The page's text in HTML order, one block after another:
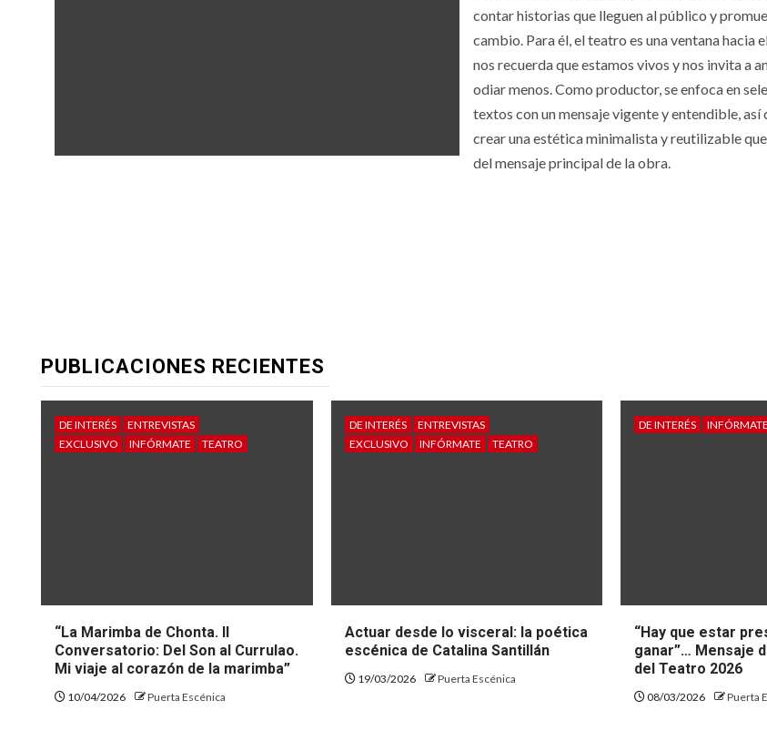
contar historias que lleguen al público y
cambio. Para él, el teatro es una ventana hacia
nos recuerda que estamos vivos y nos invita a
odiar menos. Como productor, se enfoca en
textos con un mensaje vigente y entendible, así
crear una estética minimalista y reutilizable
del mensaje principal de la obra.
PUBLICACIONES RECIENTES
DE INTERÉS
ENTREVISTAS
EXCLUSIVO
INFÓRMATE TEATRO
“La Marimba de Chonta. II
Conversatorio: Del Son al Currulao.
Mi viaje al corazón de la marimba”
10/04/2026 Puerta Escénica
DE INTERÉS
ENTREVISTAS
EXCLUSIVO
INFÓRMATE TEATRO
Actuar desde lo visceral: la poética
escénica de Catalina Santillán
19/03/2026 Puerta Escénica
DE INTERÉS INFÓRMATE
“Hay que estar
ganar”… Mensaje
del Teatro 2026
08/03/2026 Puerta